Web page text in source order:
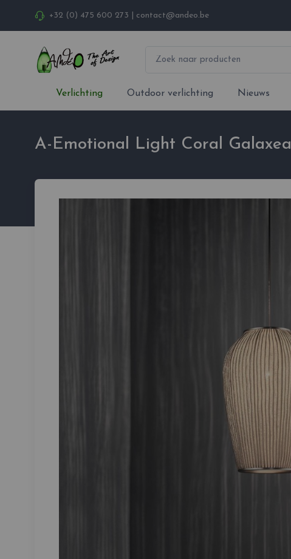
+32 (0) 475 600 273 contact@andeo.be
Verlichting Outdoor verlichting Nieuws
A-Emotional Light Coral Galaxea